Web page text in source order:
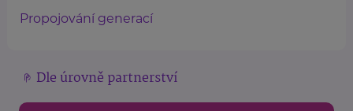
Propojování generací
Dle úrovně partnerství